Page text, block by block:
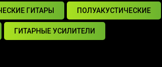
ГИТАРЫ ПОЛУАКУСТИЧЕСКИЕ
ГИТАРНЫЕ УСИЛИТЕЛИ